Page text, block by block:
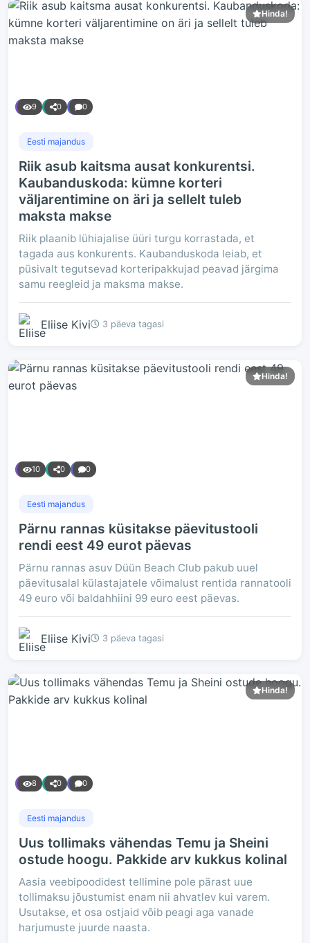
Hinda!
9 0 0
Eesti majandus
Riik asub kaitsma ausat konkurentsi.
Kaubanduskoda: kümne korteri
väljarentimine on äri ja sellelt tuleb
maksta makse
Riik plaanib lühiajalise üüri turgu korrastada, et
tagada aus konkurents. Kaubanduskoda leiab, et
püsivalt tegutsevad korteripakkujad peavad järgima
samu reegleid ja maksma makse.
Eliise Kivi 3 päeva tagasi
Hinda!
10 0 0
Eesti majandus
Pärnu rannas küsitakse päevitustooli
rendi eest 49 eurot päevas
Pärnu rannas asuv Düün Beach Club pakub uuel
päevitusalal külastajatele võimalust rentida rannatooli
49 euro või baldahhiini 99 euro eest päevas.
Eliise Kivi 3 päeva tagasi
Hinda!
8 0 0
Eesti majandus
Uus tollimaks vähendas Temu ja Sheini
ostude hoogu. Pakkide arv kukkus kolinal
Aasia veebipoodidest tellimine pole pärast uue
tollimaksu jõustumist enam nii ahvatlev kui varem.
Usutakse, et osa ostjaid võib peagi aga vanade
harjumuste juurde naasta.